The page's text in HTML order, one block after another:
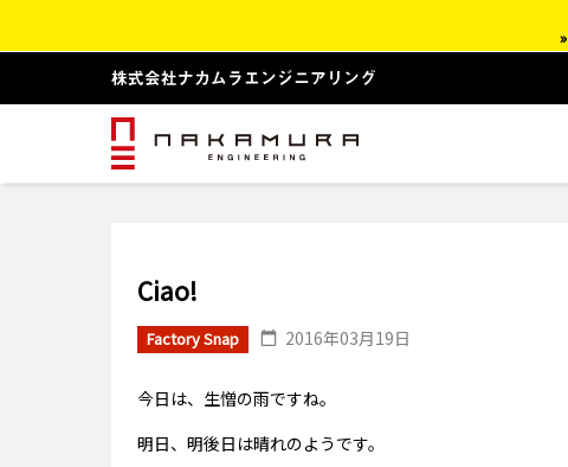
Ciao!
Factory Snap 2016年03月19日
今日は、生憎の雨ですね。
明日、明後日は晴れのようです。
»